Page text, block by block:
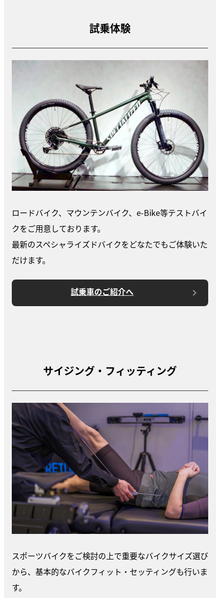
試乗体験
ロードバイク、マウンテンバイク、e-Bike等テストバイ
クをご用意しております。
最新のスペシャライズドバイクをどなたでもご体験いた
だけます。
試乗車のご紹介へ
サイジング・フィッティング
スポーツバイクをご検討の上で重要なバイクサイズ選び
から、基本的なバイクフィット・セッティングも行いま
す。